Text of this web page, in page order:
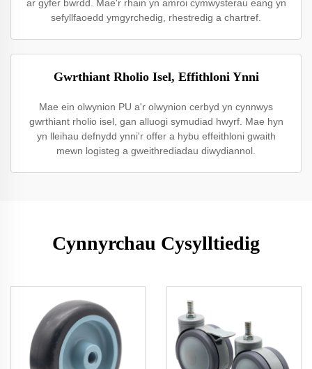
ar gyfer bwrdd. Mae'r rhain yn amroi cymwysterau eang yn
sefyllfaoedd ymgyrchedig, rhestredig a chartref.
Gwrthiant Rholio Isel, Effithloni Ynni
Mae ein olwynion PU a'r olwynion cerbyd yn cynnwys
gwrthiant rholio isel, gan alluogi symudiad hwyrf. Mae hyn
yn lleihau defnydd ynni'r offer a hybu effeithloni gwaith
mewn logisteg a gweithrediadau diwydiannol.
Cynnyrchau Cysylltiedig